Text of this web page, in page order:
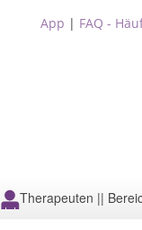
App | FAQ -
Therapeuten ||